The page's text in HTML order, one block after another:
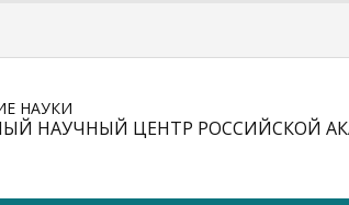
НАУКИ
НАУЧНЫЙ ЦЕНТР РОССИЙСКОЙ